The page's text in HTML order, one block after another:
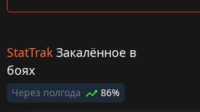
StatTrak Закалённое в
боях
Через полгода 86%